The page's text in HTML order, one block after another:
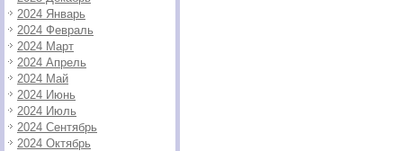
2024 Январь
2024 Февраль
2024 Март
2024 Апрель
2024 Май
2024 Июнь
2024 Июль
2024 Сентябрь
2024 Октябрь